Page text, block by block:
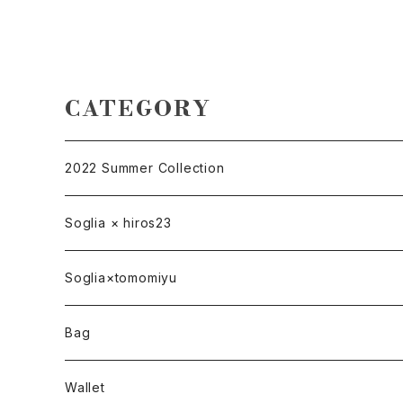
CATEGORY
2022 Summer Collection
Soglia × hiros23
バッグ
ポーチ
ベルト
Soglia×tomomiyu
bag
Bag
ハンドバッグ
Wallet